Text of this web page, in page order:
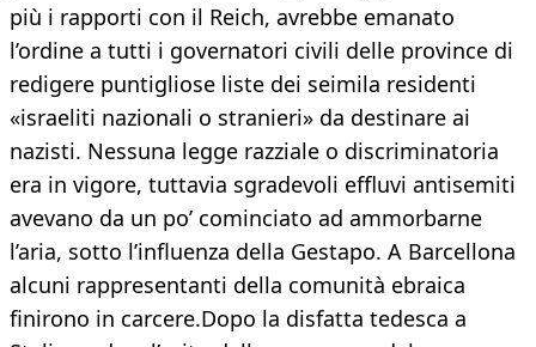
più i rapporti con il Reich, avrebbe emanato
l’ordine a tutti i governatori civili delle province di
redigere puntigliose liste dei seimila residenti
«israeliti nazionali o stranieri» da destinare ai
nazisti. Nessuna legge razziale o discriminatoria
era in vigore, tuttavia sgradevoli effluvi antisemiti
avevano da un po’ cominciato ad ammorbarne
l’aria, sotto l’influenza della Gestapo. A Barcellona
alcuni rappresentanti della comunità ebraica
finirono in carcere.Dopo la disfatta tedesca a